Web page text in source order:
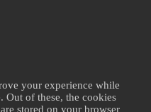
your experience while
Out of these, the cookies
stored on your browser